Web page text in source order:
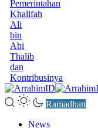
Pemerintahan
Khalifah
Ali
bin
Abi
Thalib
dan
Kontribusinya
Ramadhan
News